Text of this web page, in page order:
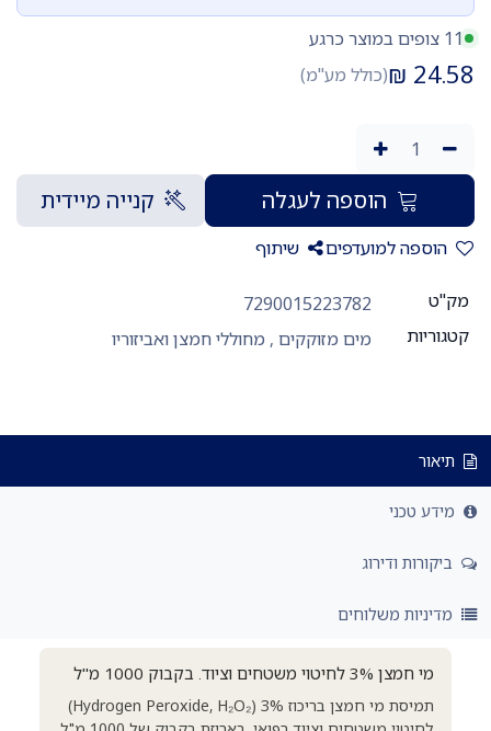
11 צופים במוצר כרגע
24.58
₪(כולל מע"מ)
הוספה לעגלה קנייה מיידית
הוספה למועדפים שיתוף
מק"ט
7290015223782
קטגוריות
מים מזוקקים, מחוללי חמצן ואביזוריו
תיאור
מידע טכני
ביקורות ודירוג
מדיניות משלוחים
מי חמצן 3% לחיטוי משטחים וציוד. בקבוק 1000 מ"ל
תמיסת מי חמצן בריכוז 3% (Hydrogen Peroxide, H₂O₂)